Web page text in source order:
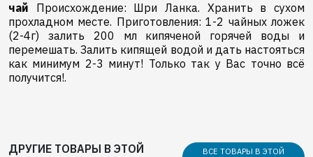
чай Происхождение: Шри Ланка. Хранить в сухом
прохладном месте. Приготовления: 1-2 чайных ложек
(2-4г) залить 200 мл кипяченой горячей воды и
перемешать. Залить кипящей водой и дать настояться
как минимум 2-3 минут! Только так у Вас точно всё
получится!.
ДРУГИЕ ТОВАРЫ В ЭТОЙ
ВСЕ ТОВАРЫ В ЭТОЙ